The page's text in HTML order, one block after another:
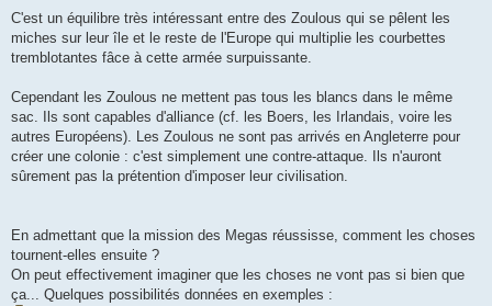
C'est un équilibre très intéressant entre des Zoulous qui se pêlent les
miches sur leur île et le reste de l'Europe qui multiplie les courbettes
tremblotantes fâce à cette armée surpuissante.
Cependant les Zoulous ne mettent pas tous les blancs dans le même
sac. Ils sont capables d'alliance (cf. les Boers, les Irlandais, voire les
autres Européens). Les Zoulous ne sont pas arrivés en Angleterre pour
créer une colonie : c'est simplement une contre-attaque. Ils n'auront
sûrement pas la prétention d'imposer leur civilisation.
En admettant que la mission des Megas réussisse, comment les choses
tournent-elles ensuite ?
On peut effectivement imaginer que les choses ne vont pas si bien que
ça... Quelques possibilités données en exemples :